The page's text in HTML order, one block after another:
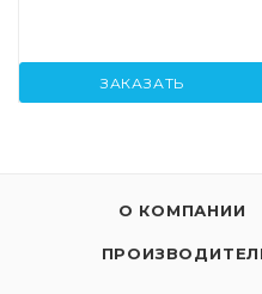
ЗАКАЗАТЬ
О КОМПАНИИ